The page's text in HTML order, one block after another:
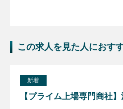
この求人を見た人におす
新着
【プライム上場専門商社